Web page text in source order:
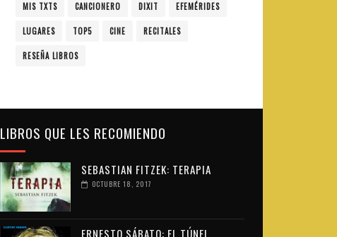
MIS TXTS CANCIONERO DIXIT EFEMÉRIDES
LUGARES TOP5 CINE RECITALES
RESEÑA LIBROS
LIBROS QUE LES RECOMIENDO
SEBASTIAN FITZEK: TERAPIA
OCTUBRE 18, 2017
ERNESTO SÁBATO: EL TÚNEL